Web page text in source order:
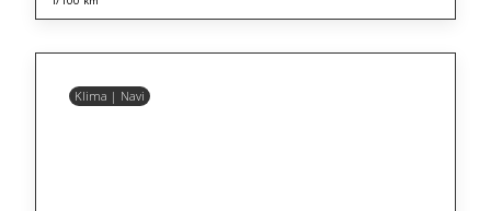
Klima | Navi